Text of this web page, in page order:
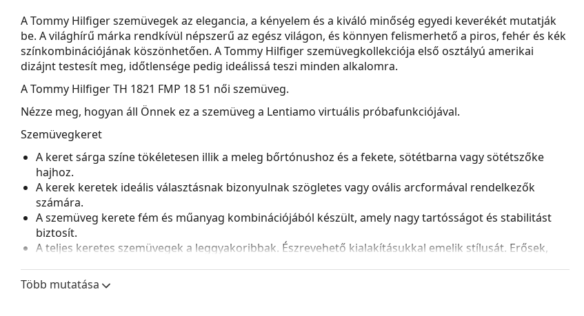
A Tommy Hilfiger szemüvegek az elegancia, a kényelem és a kiváló minőség egyedi keverékét mutatják
be. A világhírű márka rendkívül népszerű az egész világon, és könnyen felismerhető a piros, fehér és kék
színkombinációjának köszönhetően. A Tommy Hilfiger szemüvegkollekciója első osztályú amerikai
dizájnt testesít meg, időtlensége pedig ideálissá teszi minden alkalomra.
ATommy Hilfiger TH 1821 FMP 18 51 női szemüveg.
Nézze meg, hogyan áll Önnek ez a szemüveg a Lentiamo virtuális próbafunkciójával.
Szemüvegkeret
A keret sárga színe tökéletesen illik a meleg bőrtónushoz és a fekete, sötétbarna vagy sötétszőke
hajhoz.
A kerek keretek ideális választásnak bizonyulnak szögletes vagy ovális arcformával rendelkezők
számára.
A szemüveg kerete fém és műanyag kombinációjából készült, amely nagy tartósságot és stabilitást
biztosít.
A teljes keretes szemüvegek a leggyakoribbak. Észrevehető kialakításukkal emelik stílusát. Erősek,
lencséhez alkalmas, beleértve a vastagabb, nagyobb optikai teljesítményű lencséket is.
Több mutatása